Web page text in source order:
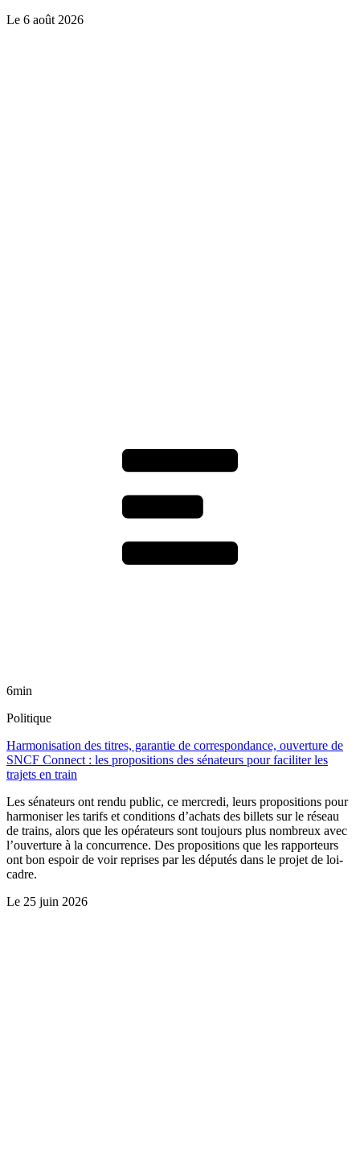
Le 6 août 2026
6min
Politique
Harmonisation des titres, garantie de correspondance, ouverture de
SNCF Connect : les propositions des sénateurs pour faciliter les
trajets en train
Les sénateurs ont rendu public, ce mercredi, leurs propositions pour
harmoniser les tarifs et conditions d’achats des billets sur le réseau
de trains, alors que les opérateurs sont toujours plus nombreux avec
l’ouverture à la concurrence. Des propositions que les rapporteurs
ont bon espoir de voir reprises par les députés dans le projet de loi-
cadre.
Le 25 juin 2026